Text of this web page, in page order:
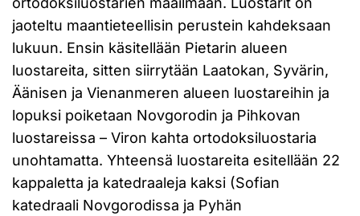
jaoteltu maantieteellisin perustein kahdeksaan
lukuun. Ensin käsitellään Pietarin alueen
luostareita, sitten siirrytään Laatokan, Syvärin,
Äänisen ja Vienanmeren alueen luostareihin ja
lopuksi poiketaan Novgorodin ja Pihkovan
luostareissa – Viron kahta ortodoksiluostaria
unohtamatta. Yhteensä luostareita esitellään 22
kappaletta ja katedraaleja kaksi (Sofian
katedraali Novgorodissa ja Pyhän